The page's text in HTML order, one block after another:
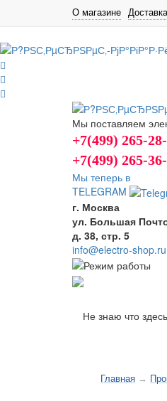
О магазине Доставка
Мы поставляем
+7(499) 265-
+7(499) 265-
Мы теперь в
TELEGRAM
г. Москва
ул. Большая
д. 38, стр. 5
info@electro-shop.ru
Не знаю что здесь
Главная →